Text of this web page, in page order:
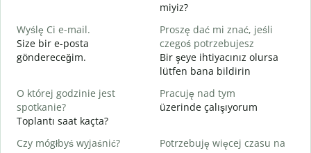
miyiz?
Wyślę Ci e-mail.
Size bir e-posta
göndereceğim.
Proszę dać mi znać, jeśli
czegoś potrzebujesz
Bir şeye ihtiyacınız olursa
lütfen bana bildirin
O której godzinie jest
spotkanie?
Toplantı saat kaçta?
Pracuję nad tym
üzerinde çalışıyorum
Czy mógłbyś wyjaśnić?
Potrzebuję więcej czasu na